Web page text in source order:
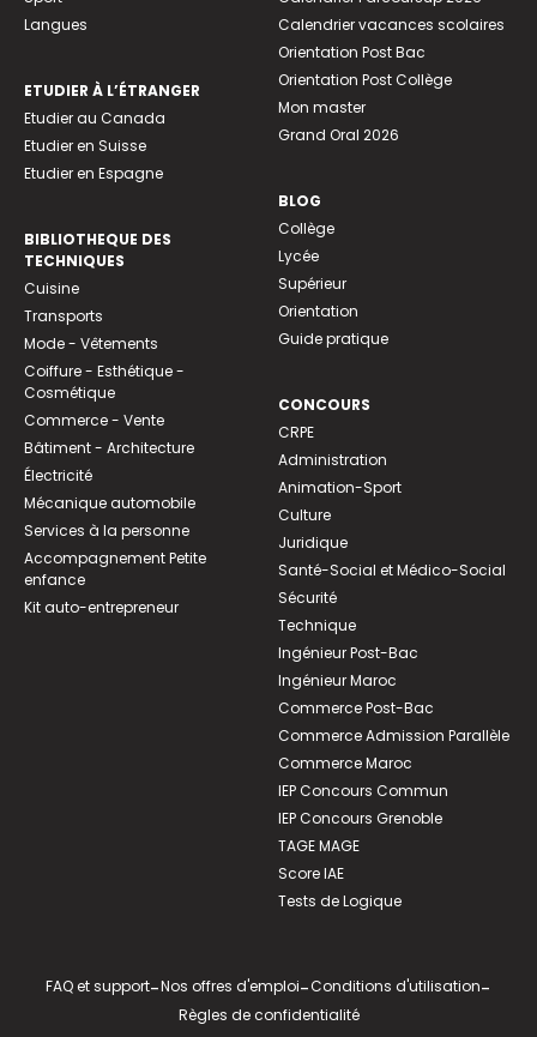
Langues
ETUDIER À L’ÉTRANGER
Etudier au Canada
Etudier en Suisse
Etudier en Espagne
BIBLIOTHEQUE DES
TECHNIQUES
Cuisine
Transports
Mode - Vêtements
Coiffure - Esthétique -
Cosmétique
Commerce - Vente
Bâtiment - Architecture
Électricité
Mécanique automobile
Services à la personne
Accompagnement Petite
enfance
Kit auto-entrepreneur
Calendrier vacances scolaires
Orientation Post Bac
Orientation Post Collège
Mon master
Grand Oral 2026
BLOG
Collège
Lycée
Supérieur
Orientation
Guide pratique
CONCOURS
CRPE
Administration
Animation-Sport
Culture
Juridique
Santé-Social et Médico-Social
Sécurité
Technique
Ingénieur Post-Bac
Ingénieur Maroc
Commerce Post-Bac
Commerce Admission Parallèle
Commerce Maroc
IEP Concours Commun
IEP Concours Grenoble
TAGE MAGE
Score IAE
Tests de Logique
FAQ et support-Nos offres d'emploi-Conditions d'utilisation-
Règles de confidentialité